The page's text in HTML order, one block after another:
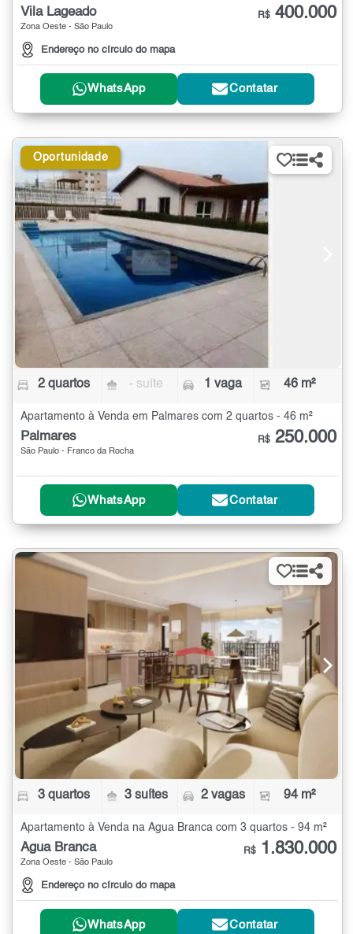
Vila Lageado
Zona Oeste - São Paulo
Endereço no círculo do mapa
R$ 400.000
WhatsApp Contatar
Oportunidade
2 quartos - suíte 1 vaga 46 m²
Apartamento à Venda em Palmares com 2 quartos - 46 m²
Palmares
São Paulo - Franco da Rocha
R$ 250.000
WhatsApp Contatar
3 quartos 3 suítes 2 vagas 94 m²
Apartamento à Venda na Água Branca com 3 quartos - 94 m²
Água Branca
Zona Oeste - São Paulo
Endereço no círculo do mapa
R$ 1.830.000
WhatsApp Contatar